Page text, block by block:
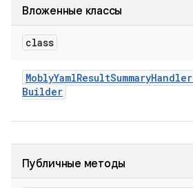
Вложенные классы
class
MoblyYamlResultSummaryHandler
Builder
Публичные методы